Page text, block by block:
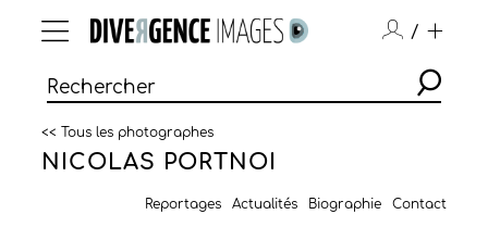
/
<< Tous les photographes
NICOLAS PORTNOI
Reportages Actualités Biographie Contact